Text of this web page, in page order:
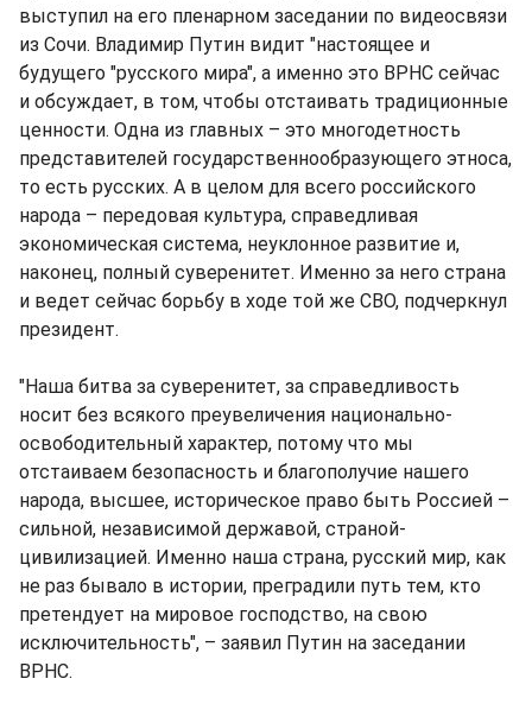
выступил на его пленарном заседании по видеосвязи
из Сочи. Владимир Путин видит "настоящее и
будущего "русского мира", а именно это ВРНС сейчас
и обсуждает, в том, чтобы отстаивать традиционные
ценности. Одна из главных – это многодетность
представителей государственнообразующего этноса,
то есть русских. А в целом для всего российского
народа – передовая культура, справедливая
экономическая система, неуклонное развитие и,
наконец, полный суверенитет. Именно за него страна
и ведет сейчас борьбу в ходе той же СВО, подчеркнул
президент.
"Наша битва за суверенитет, за справедливость
носит без всякого преувеличения национально-
освободительный характер, потому что мы
отстаиваем безопасность и благополучие нашего
народа, высшее, историческое право быть Россией –
сильной, независимой державой, страной-
цивилизацией. Именно наша страна, русский мир, как
не раз бывало в истории, преградили путь тем, кто
претендует на мировое господство, на свою
исключительность", – заявил Путин на заседании
ВРНС.